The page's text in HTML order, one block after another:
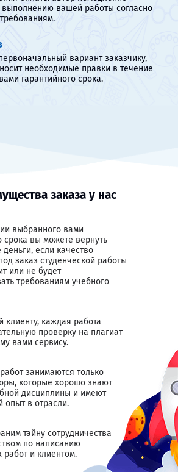
выполнению вашей работы согласно
вариант заказчику,
необходимые правки в течение
гарантийного срока.
заказа у нас
выбранного вами
срока вы можете вернуть
если качество
заказ студенческой работы
или не будет
требованиям учебного
клиенту, каждая работа
проверку на плагиат
вами сервису.
занимаются только
которые хорошо знают
дисциплины и имеют
опыт в отрасли.
тайну сотрудничества
по написанию
работ и клиентом.